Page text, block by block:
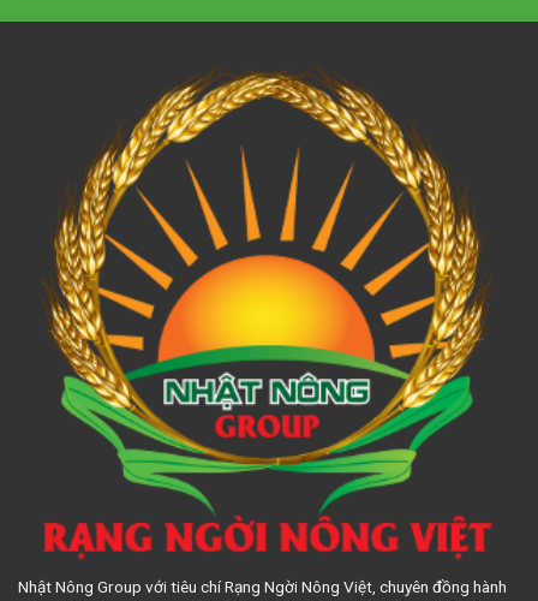
Nhật Nông Group với tiêu chí Rạng Ngời Nông Việt, chuyên đồng hành